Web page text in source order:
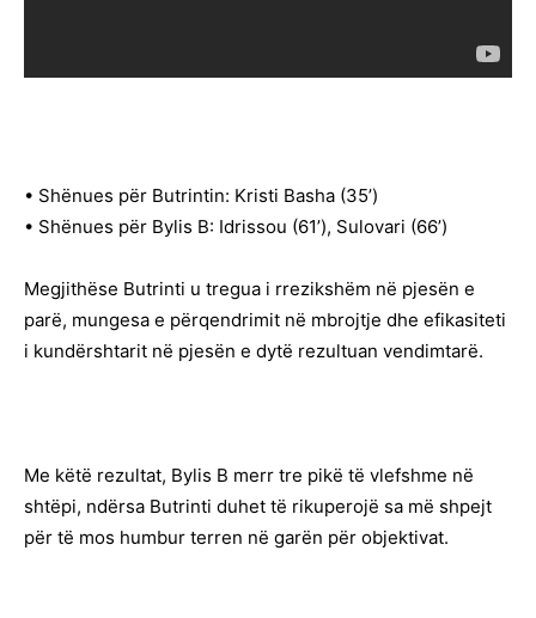
• Shënues për Butrintin: Kristi Basha (35’)
• Shënues për Bylis B: Idrissou (61’), Sulovari (66’)
Megjithëse Butrinti u tregua i rrezikshëm në pjesën e
parë, mungesa e përqendrimit në mbrojtje dhe efikasiteti
i kundërshtarit në pjesën e dytë rezultuan vendimtarë.
Me këtë rezultat, Bylis B merr tre pikë të vlefshme në
shtëpi, ndërsa Butrinti duhet të rikuperojë sa më shpejt
për të mos humbur terren në garën për objektivat.